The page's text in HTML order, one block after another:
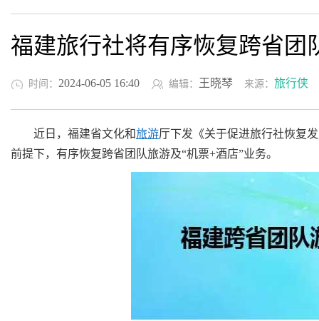
福建旅行社将有序恢复跨省团
时间： 2024-06-05 16:40 编辑： 王晓琴 来源： 旅行侠
近日，福建省文化和旅游厅下发《关于促进旅行社恢复
前提下，有序恢复跨省团队旅游及“机票+酒店”业务。